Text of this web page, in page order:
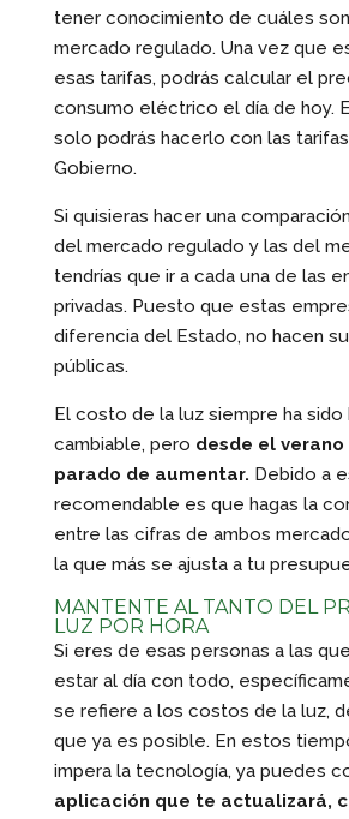
tener conocimiento de cuáles
mercado regulado. Una vez que
esas tarifas, podrás calcular el
consumo eléctrico el día de hoy.
solo podrás hacerlo con las
Gobierno.
Si quisieras hacer una
del mercado regulado y las del
tendrías que ir a cada una de las
privadas. Puesto que estas
diferencia del Estado, no hacen
públicas.
El costo de la luz siempre ha sido
cambiable, pero desde el verano
parado de aumentar. Debido a
recomendable es que hagas la
entre las cifras de ambos
la que más se ajusta a tu
MANTENTE AL TANTO DEL
LUZ POR HORA
Si eres de esas personas a las
estar al día con todo,
se refiere a los costos de la luz,
que ya es posible. En estos
impera la tecnología, ya puedes
aplicación que te actualizará,